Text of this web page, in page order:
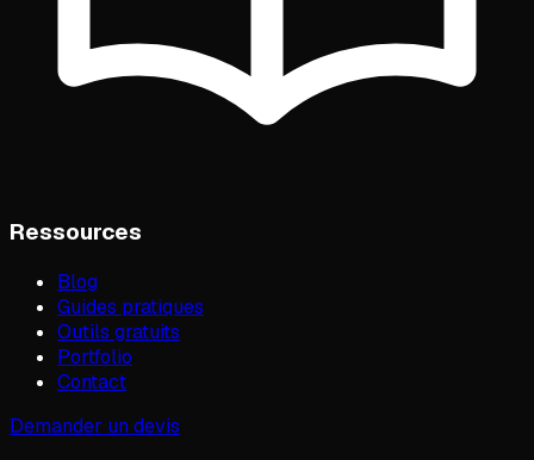
Ressources
Blog
Guides pratiques
Outils gratuits
Portfolio
Contact
Demander un devis